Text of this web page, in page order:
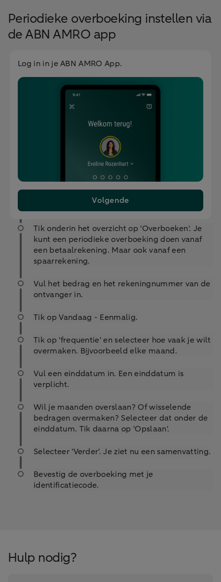
Periodieke overboeking instellen via
de ABN AMRO app
Log in in je ABN AMRO App.
Volgende
Tik onderin het overzicht op 'Overboeken'. Je
kunt een periodieke overboeking doen vanaf
een betaalrekening. Maar ook vanaf een
spaarrekening.
Vul het bedrag en het rekeningnummer van de
ontvanger in.
Tik op Vandaag - Eenmalig.
Tik op 'frequentie' en selecteer hoe vaak je wilt
overmaken. Bijvoorbeeld elke maand.
Vul een einddatum in. Een einddatum is
verplicht.
Wil je maanden overslaan? Of wisselende
bedragen overmaken? Selecteer dat onder de
einddatum. Tik daarna op 'Opslaan'.
Selecteer 'Verder'. Je ziet nu een samenvatting.
Bevestig de overboeking met je
identificatiecode.
Hulp nodig?